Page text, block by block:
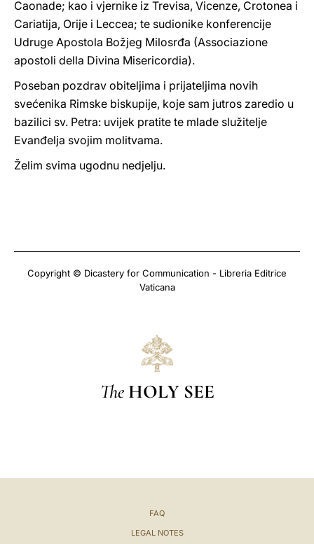
Caonade; kao i vjernike iz Trevisa, Vicenze, Crotonea i
Cariatija, Orije i Leccea; te sudionike konferencije
Udruge Apostola Božjeg Milosrđa (Associazione
apostoli della Divina Misericordia).
Poseban pozdrav obiteljima i prijateljima novih
svećenika Rimske biskupije, koje sam jutros zaredio u
bazilici sv. Petra: uvijek pratite te mlade služitelje
Evanđelja svojim molitvama.
Želim svima ugodnu nedjelju.
Copyright © Dicastery for Communication - Libreria Editrice
Vaticana
The HOLY SEE
FAQ
LEGAL NOTES